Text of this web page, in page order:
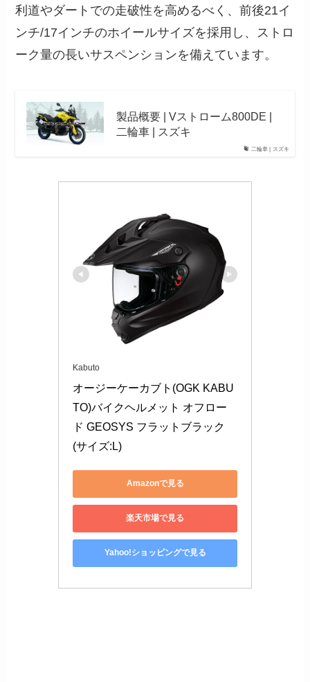
利道やダートでの走破性を高めるべく、前後21イ
ンチ/17インチのホイールサイズを採用し、ストロ
ーク量の長いサスペンションを備えています。
二輪車 | スズキ
製品概要 | Vストローム800DE |
二輪車 | スズキ
Kabuto
オージーケーカブト(OGK KABU
TO)バイクヘルメット オフロー
ド GEOSYS フラットブラック
(サイズ:L)
Amazonで見る
楽天市場で見る
Yahoo!ショッピングで見る